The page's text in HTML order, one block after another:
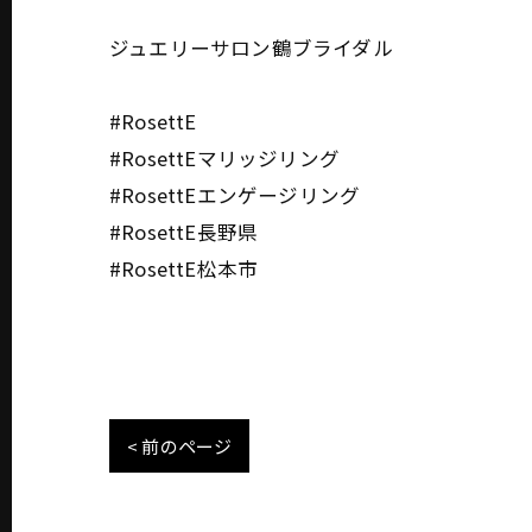
ジュエリーサロン鶴ブライダル
#RosettE
#RosettEマリッジリング
#RosettEエンゲージリング
#RosettE長野県
#RosettE松本市
< 前のページ